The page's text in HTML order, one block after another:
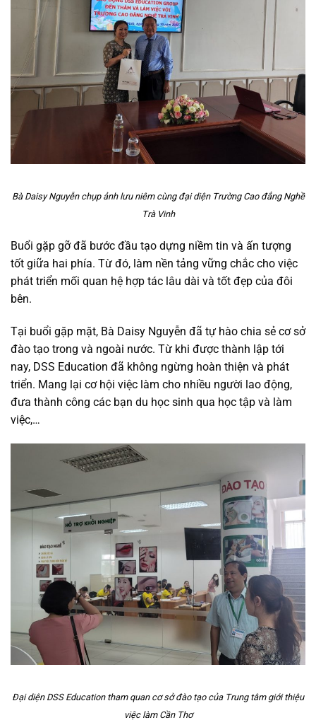
Bà Daisy Nguyễn chụp ảnh lưu niêm cùng đại diện Trường Cao đẳng Nghề
Trà Vinh
Buổi gặp gỡ đã bước đầu tạo dựng niềm tin và ấn tượng
tốt giữa hai phía. Từ đó, làm nền tảng vững chắc cho việc
phát triển mối quan hệ hợp tác lâu dài và tốt đẹp của đôi
bên.
Tại buổi gặp mặt, Bà Daisy Nguyễn đã tự hào chia sẻ cơ sở
đào tạo trong và ngoài nước. Từ khi được thành lập tới
nay, DSS Education đã không ngừng hoàn thiện và phát
triển. Mang lại cơ hội việc làm cho nhiều người lao động,
đưa thành công các bạn du học sinh qua học tập và làm
việc,…
Đại diện DSS Education tham quan cơ sở đào tạo của Trung tâm giới thiệu
việc làm Cần Thơ